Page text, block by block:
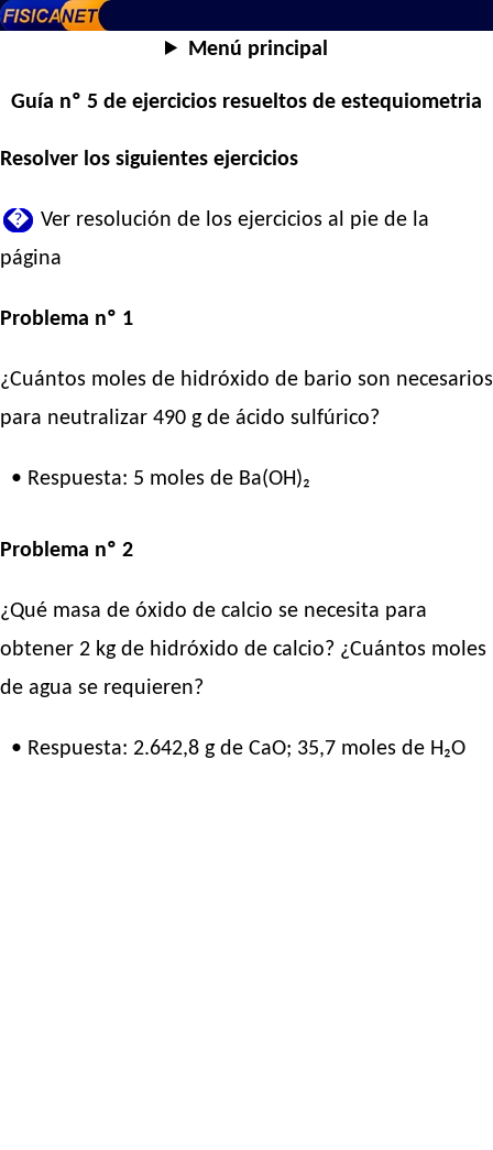
Menú principal
Guía nº 5 de ejercicios resueltos de estequiometria
Resolver los siguientes ejercicios
� Ver resolución de los ejercicios al pie de la
página
Problema nº 1
¿Cuántos moles de hidróxido de bario son necesarios
para neutralizar 490 g de ácido sulfúrico?
• Respuesta: 5 moles de Ba(OH)₂
Problema nº 2
¿Qué masa de óxido de calcio se necesita para
obtener 2 kg de hidróxido de calcio? ¿Cuántos moles
de agua se requieren?
• Respuesta: 2.642,8 g de CaO; 35,7 moles de H₂O